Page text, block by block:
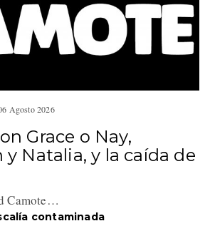
Agosto 2026
Grace o Nay,
Natalia, y la caída de
Camote…
contaminada